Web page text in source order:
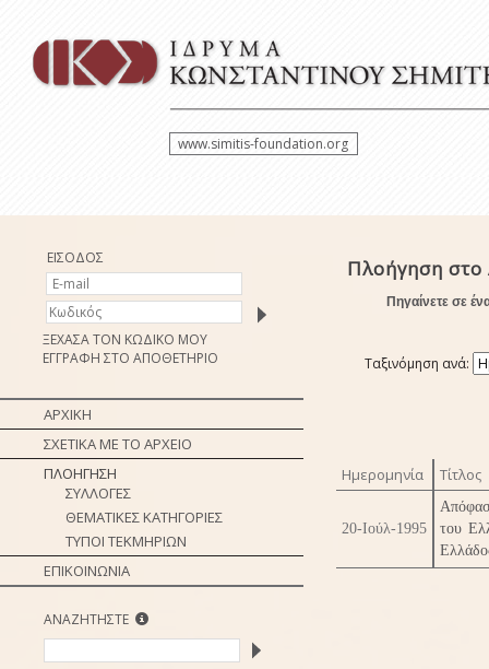
www.simitis-foundation.org
ΕΙΣΟΔΟΣ
ΞΕΧΑΣΑ ΤΟΝ ΚΩΔΙΚΟ ΜΟΥ
ΕΓΓΡΑΦΗ ΣΤΟ ΑΠΟΘΕΤΗΡΙΟ
ΑΡΧΙΚΗ
ΣΧΕΤΙΚΑ ΜΕ ΤΟ ΑΡΧΕΙΟ
ΠΛΟΗΓΗΣΗ
ΣΥΛΛΟΓΕΣ
ΘΕΜΑΤΙΚΕΣ ΚΑΤΗΓΟΡΙΕΣ
ΤΥΠΟΙ ΤΕΚΜΗΡΙΩΝ
ΕΠΙΚΟΙΝΩΝΙΑ
ΑΝΑΖΗΤΗΣΤΕ
Πλοήγηση
Πηγαίνετε σε
Ταξινόμηση ανά:
Ημερομηνία Τίτλος
20-Ιούλ-1995
του